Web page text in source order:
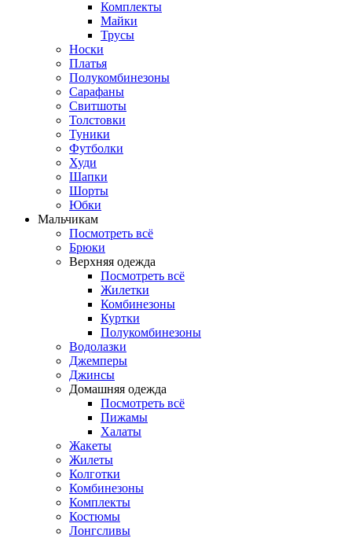
Комплекты
Майки
Трусы
Носки
Платья
Полукомбинезоны
Сарафаны
Свитшоты
Толстовки
Туники
Футболки
Худи
Шапки
Шорты
Юбки
Мальчикам
Посмотреть всё
Брюки
Верхняя одежда
Посмотреть всё
Жилетки
Комбинезоны
Куртки
Полукомбинезоны
Водолазки
Джемперы
Джинсы
Домашняя одежда
Посмотреть всё
Пижамы
Халаты
Жакеты
Жилеты
Колготки
Комбинезоны
Комплекты
Костюмы
Лонгсливы